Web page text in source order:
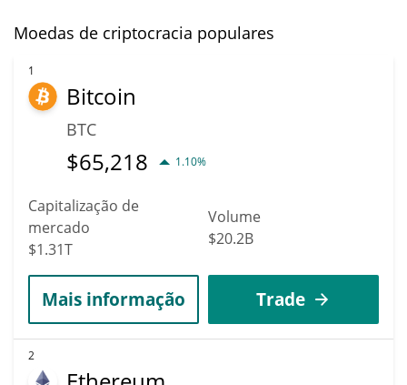
Moedas de criptocracia populares
1
Bitcoin
BTC
$65,218 1.10%
Capitalização de
mercado
$1.31T
Volume
$20.2B
Mais informação Trade
2